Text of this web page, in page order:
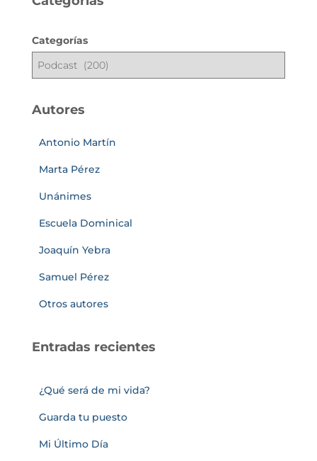
Categorías
Autores
Antonio Martín
Marta Pérez
Unánimes
Escuela Dominical
Joaquín Yebra
Samuel Pérez
Otros autores
Entradas recientes
¿Qué será de mi vida?
Guarda tu puesto
Mi Último Día